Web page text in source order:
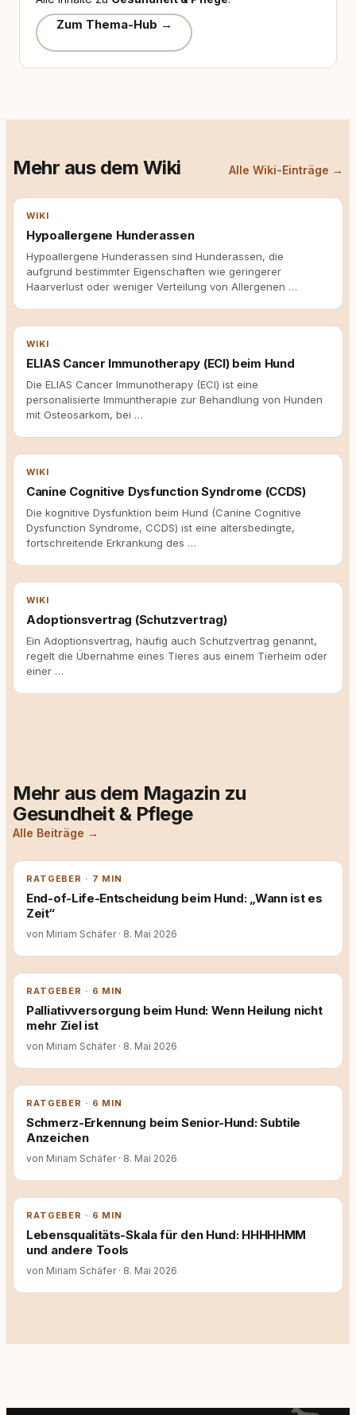
Zum Thema-Hub →
Mehr aus dem Wiki Alle Wiki-Einträge →
WIKI
Hypoallergene Hunderassen
Hypoallergene Hunderassen sind Hunderassen, die
aufgrund bestimmter Eigenschaften wie geringerer
Haarverlust oder weniger Verteilung von Allergenen …
WIKI
ELIAS Cancer Immunotherapy (ECI) beim Hund
Die ELIAS Cancer Immunotherapy (ECI) ist eine
personalisierte Immuntherapie zur Behandlung von Hunden
mit Osteosarkom, bei …
WIKI
Canine Cognitive Dysfunction Syndrome (CCDS)
Die kognitive Dysfunktion beim Hund (Canine Cognitive
Dysfunction Syndrome, CCDS) ist eine altersbedingte,
fortschreitende Erkrankung des …
WIKI
Adoptionsvertrag (Schutzvertrag)
Ein Adoptionsvertrag, häufig auch Schutzvertrag genannt,
regelt die Übernahme eines Tieres aus einem Tierheim oder
einer …
Mehr aus dem Magazin zu
Gesundheit & Pflege
Alle Beiträge →
RATGEBER · 7 MIN
End-of-Life-Entscheidung beim Hund: „Wann ist es
Zeit“
von Miriam Schäfer · 8. Mai 2026
RATGEBER · 6 MIN
Palliativversorgung beim Hund: Wenn Heilung nicht
mehr Ziel ist
von Miriam Schäfer · 8. Mai 2026
RATGEBER · 6 MIN
Schmerz-Erkennung beim Senior-Hund: Subtile
Anzeichen
von Miriam Schäfer · 8. Mai 2026
RATGEBER · 6 MIN
Lebensqualitäts-Skala für den Hund: HHHHHMM
und andere Tools
von Miriam Schäfer · 8. Mai 2026